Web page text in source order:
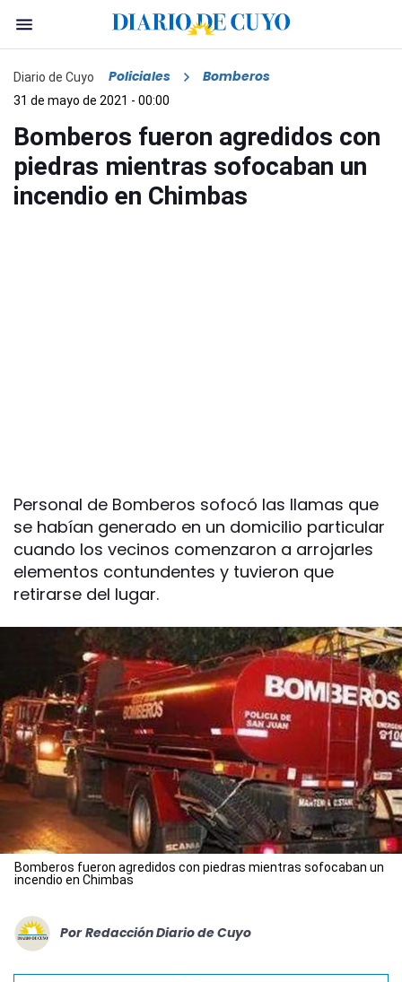
Diario de Cuyo Policiales Bomberos
31 de mayo de 2021 - 00:00
Bomberos fueron agredidos con
piedras mientras sofocaban un
incendio en Chimbas
Personal de Bomberos sofocó las llamas que
se habían generado en un domicilio particular
cuando los vecinos comenzaron a arrojarles
elementos contundentes y tuvieron que
retirarse del lugar.
Bomberos fueron agredidos con piedras mientras sofocaban un
incendio en Chimbas
Por Redacción Diario de Cuyo